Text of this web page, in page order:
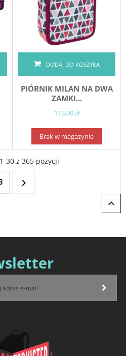
DODAJ DO KOSZYKA
PIÓRNIK MILAN NA DWA
ZAMKI...
113,00 zł
Brak w magazynie
30 z 365 pozycji

